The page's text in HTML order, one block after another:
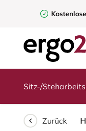
Sitz-/
Zurück